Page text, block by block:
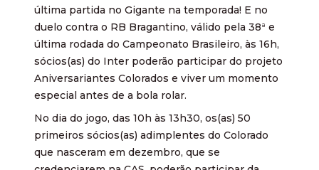
última partida no Gigante na temporada! E no
duelo contra o RB Bragantino, válido pela 38ª e
última rodada do Campeonato Brasileiro, às 16h,
sócios(as) do Inter poderão participar do projeto
Aniversariantes Colorados e viver um momento
especial antes de a bola rolar.
No dia do jogo, das 10h às 13h30, os(as) 50
primeiros sócios(as) adimplentes do Colorado
que nasceram em dezembro, que se